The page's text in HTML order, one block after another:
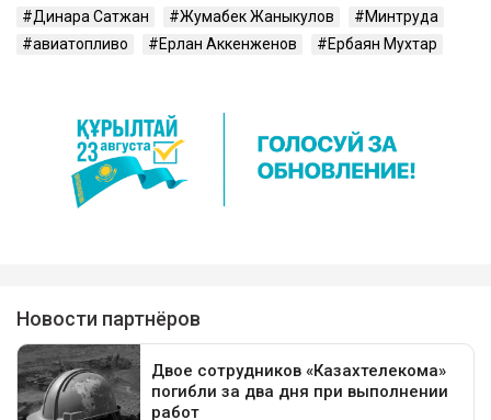
Динара Сатжан
Жумабек Жаныкулов
Минтруда
авиатопливо
Ерлан Аккенженов Ербаян Мухтар